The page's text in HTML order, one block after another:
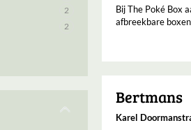
2
2
1
Bij The Poké Box
afbreekbare
Bertmans
Karel